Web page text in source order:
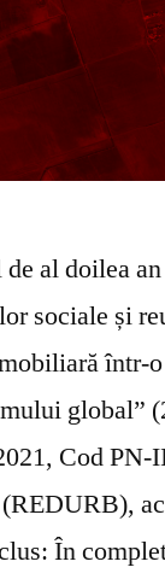
al doilea
sociale și
într-
global”
Cod
În